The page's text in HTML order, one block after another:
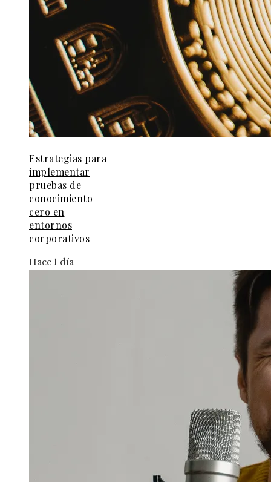
Estrategias para
implementar
pruebas de
conocimiento
cero en
entornos
corporativos
Hace 1 día